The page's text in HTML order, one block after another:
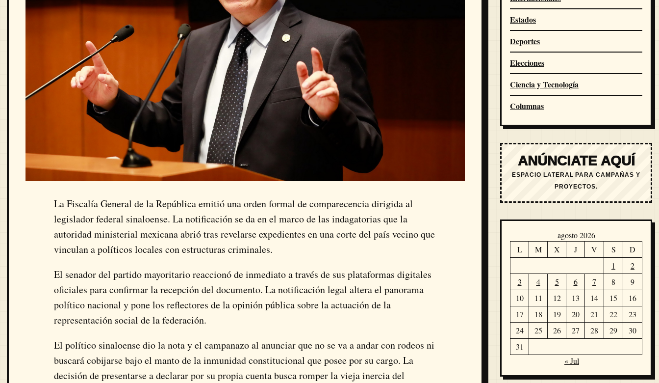
La Fiscalía General de la República emitió una orden formal de comparecencia dirigida al
legislador federal sinaloense. La notificación se da en el marco de las indagatorias que la
autoridad ministerial mexicana abrió tras revelarse expedientes en una corte del país vecino que
vinculan a políticos locales con estructuras criminales.
El senador del partido mayoritario reaccionó de inmediato a través de sus plataformas digitales
oficiales para confirmar la recepción del documento. La notificación legal altera el panorama
político nacional y pone los reflectores de la opinión pública sobre la actuación de la
representación social de la federación.
El político sinaloense dio la nota y el campanazo al anunciar que no se va a andar con rodeos ni
buscará cobijarse bajo el manto de la inmunidad constitucional que posee por su cargo. La
decisión de presentarse a declarar por su propia cuenta busca romper la vieja inercia del
Estados
Deportes
Elecciones
Ciencia y Tecnología
Columnas
ANÚNCIATE AQUÍ
ESPACIO LATERAL PARA CAMPAÑAS Y
PROYECTOS.
agosto 2026
L
M X J V S
D
1
2
3
4 5 6 7 8
9
10
11 12 13 14 15
16
17
18 19 20 21 22
23
24
25 26 27 28 29
30
31
« Jul